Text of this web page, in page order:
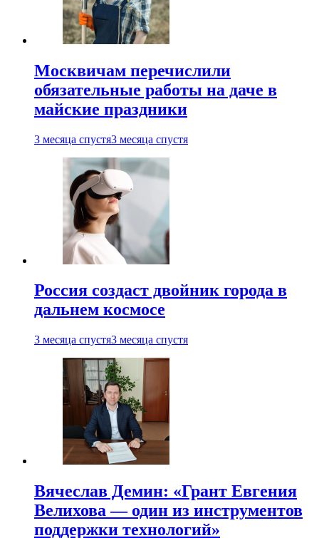
Москвичам перечислили
обязательные работы на даче в
майские праздники
3 месяца спустя3 месяца спустя
Россия создаст двойник города в
дальнем космосе
3 месяца спустя3 месяца спустя
Вячеслав Демин: «Грант Евгения
Велихова — один из инструментов
поддержки технологий»